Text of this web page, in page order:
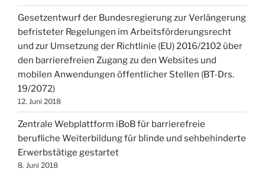
Gesetzentwurf der Bundesregierung zur Verlängerung
befristeter Regelungen im Arbeitsförderungsrecht
und zur Umsetzung der Richtlinie (EU) 2016/2102 über
den barrierefreien Zugang zu den Websites und
mobilen Anwendungen öffentlicher Stellen (BT-Drs.
19/2072)
12. Juni 2018
Zentrale Webplattform iBoB für barrierefreie
berufliche Weiterbildung für blinde und sehbehinderte
Erwerbstätige gestartet
8. Juni 2018